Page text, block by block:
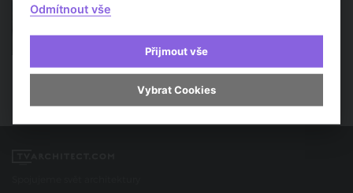
Odmítnout vše
Přijmout vše
Vybrat Cookies